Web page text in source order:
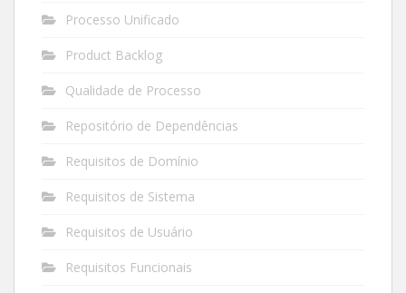
Processo Unificado
Product Backlog
Qualidade de Processo
Repositório de Dependências
Requisitos de Domínio
Requisitos de Sistema
Requisitos de Usuário
Requisitos Funcionais